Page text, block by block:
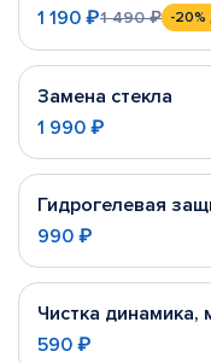
1 190 ₽1 490 ₽ -20%
Замена стекла
1 990 ₽
Гидрогелевая
990 ₽
Чистка
590 ₽